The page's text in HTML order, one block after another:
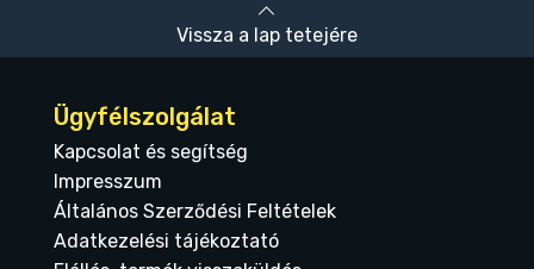
Vissza a lap tetejére
Ügyfélszolgálat
Kapcsolat és segítség
Impresszum
Általános Szerződési Feltételek
Adatkezelési tájékoztató